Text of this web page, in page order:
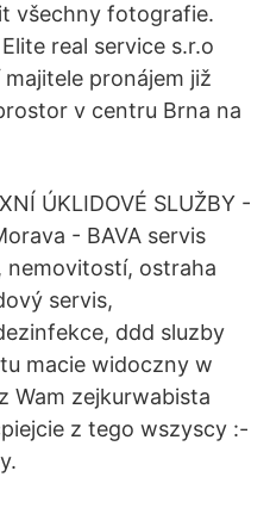
všechny fotografie.
real service s.r.o
pronájem již
v centru Brna na
ÚKLIDOVÉ SLUŽBY -
- BAVA servis
nemovitostí, ostraha
servis,
ddd sluzby
macie widoczny w
Wam zejkurwabista
z tego wszyscy :-